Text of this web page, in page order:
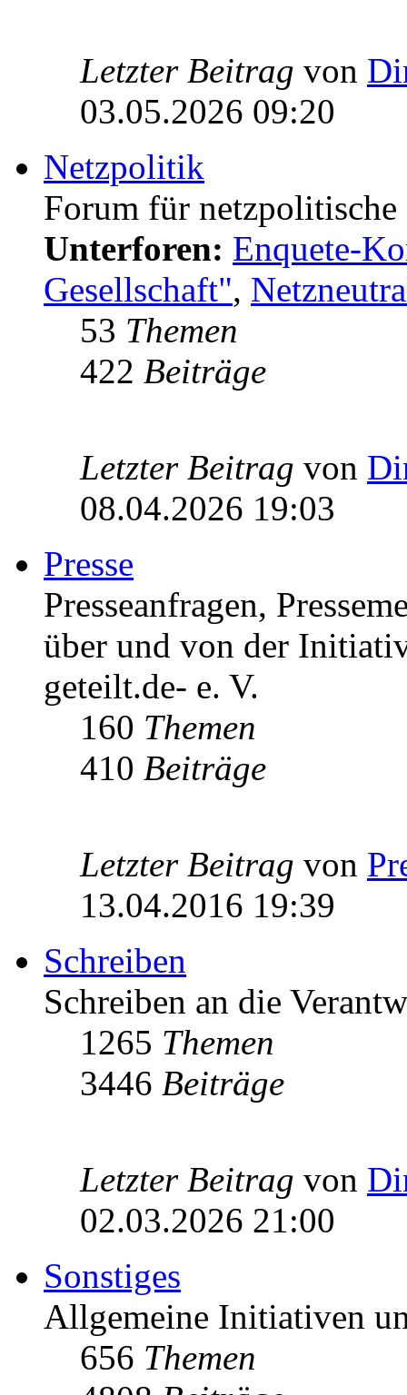
Letzter Beitrag von
03.05.2026 09:20
Netzpolitik
Forum für
Unterforen: Enquete-
Gesellschaft",
53 Themen
422 Beiträge
Letzter Beitrag von
08.04.2026 19:03
Presse
Presseanfragen,
über und von der
geteilt.de- e. V.
160 Themen
410 Beiträge
Letzter Beitrag von
13.04.2016 19:39
Schreiben
Schreiben an die
1265 Themen
3446 Beiträge
Letzter Beitrag von
02.03.2026 21:00
Sonstiges
Allgemeine Initiativen
656 Themen